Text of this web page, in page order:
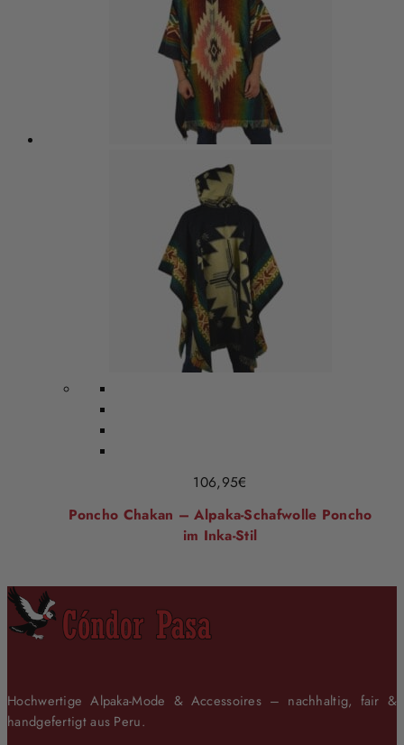
106,95€
Poncho Chakan – Alpaka-Schafwolle Poncho
im Inka-Stil
Hochwertige Alpaka-Mode & Accessoires – nachhaltig, fair &
handgefertigt aus Peru.